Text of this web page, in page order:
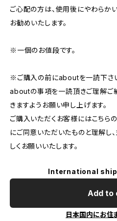
ご心配の方は、使用後にやわらか
お勧めいたします。
※一個のお値段です。
※ご購入の前にaboutを一読下さ
aboutの事項を一読頂きご理解ご
きますようお願い申し上げます。
ご購入いただくお客様にはこち
にご同意いただいたものと理解し
しくお願いいたします。
International
Add to
日本国内にお住